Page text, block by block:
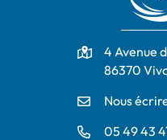
Adresse
4 Avenue
86370
Nous
05 49 43